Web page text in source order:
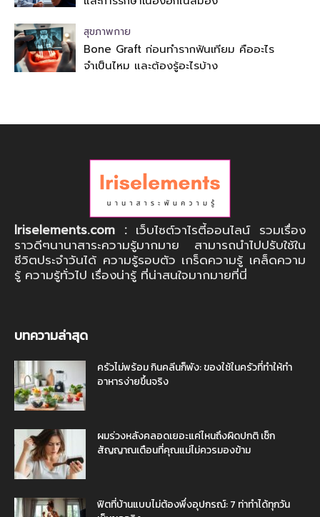
สุขภาพกาย
Bone Graft ก่อนทำรากฟันเทียม คืออะไร
จำเป็นไหม และต้องรู้อะไรบ้าง
Iriselements.com : เว็บไซต์วาไรตี้ออนไลน์ รวมเรื่อง
ราวดีๆนานาสาระความรู้มากมาย สามารถนำไปปรับใช้ใน
ชีวิตประจำวันได้ ความรู้รอบตัว เกร็ดความรู้ เคล็ดความ
รู้ ความรู้ทั่วไป เรื่องน่ารู้ ที่น่าสนใจมากมายที่นี่
บทความล่าสุด
ครัวไม่พร้อม กินคลีนก็พัง: ของใช้ในครัวที่ทำให้ทำ
อาหารง่ายขึ้นจริง
ผมร่วงหลังคลอดเยอะแค่ไหนถึงผิดปกติ เช็ก
สัญญาณเตือนที่คุณแม่ไม่ควรมองข้าม
ฟิตที่บ้านแบบไม่ต้องพึ่งอุปกรณ์: 7 ท่าทำได้ทุกวัน